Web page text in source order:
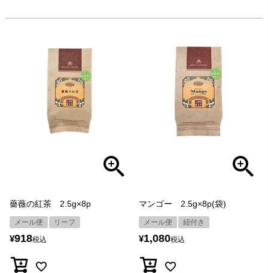
薔薇の紅茶 2.5g×8p
メール便 リーフ
¥918税込
マンゴー 2.5g×8p(袋)
メール便 紐付き
¥1,080税込